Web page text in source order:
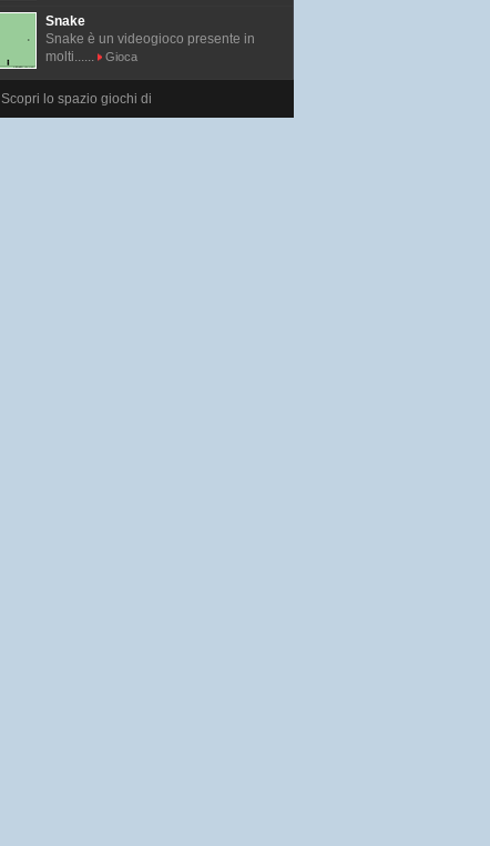
Snake
Snake è un videogioco presente in
molti......
Gioca
Scopri lo spazio giochi di